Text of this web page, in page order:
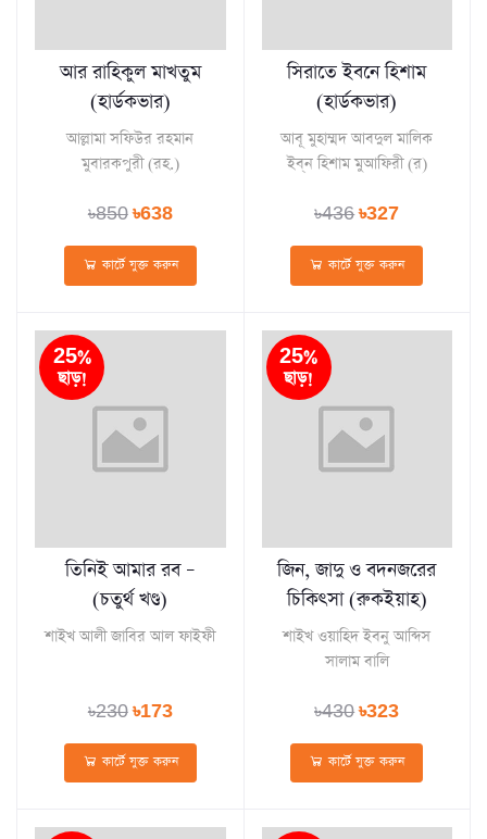
আর রাহিকুল মাখতুম
(হার্ডকভার)
আল্লামা সফিউর রহমান
মুবারকপুরী (রহ.)
৳850৳638
কার্টে যুক্ত করুন
সিরাতে ইবনে হিশাম
(হার্ডকভার)
আবূ মুহাম্মদ আবদুল মালিক
ইব্‌ন হিশাম মুআফিরী (র)
৳436৳327
কার্টে যুক্ত করুন
25%
ছাড়!
তিনিই আমার রব –
(চতুর্থ খণ্ড)
শাইখ আলী জাবির আল ফাইফী
৳230৳173
কার্টে যুক্ত করুন
25%
ছাড়!
জিন, জাদু ও বদনজরের
চিকিৎসা (রুকইয়াহ)
শাইখ ওয়াহিদ ইবনু আব্দিস
সালাম বালি
৳430৳323
কার্টে যুক্ত করুন